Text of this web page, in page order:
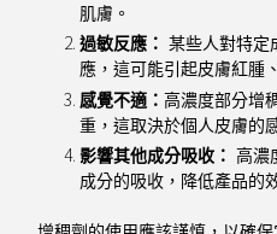
肌膚。
過敏反應： 某些人對特定
應，這可能引起皮膚紅腫
感覺不適：高濃度部分增
重，這取決於個人皮膚的
影響其他成分吸收： 高濃
成分的吸收，降低產品的